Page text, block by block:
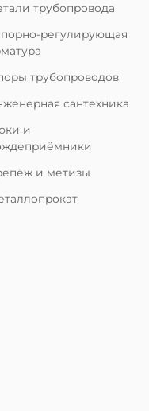
трубопровода
регулирующая
трубопроводов
сантехника
и
и метизы